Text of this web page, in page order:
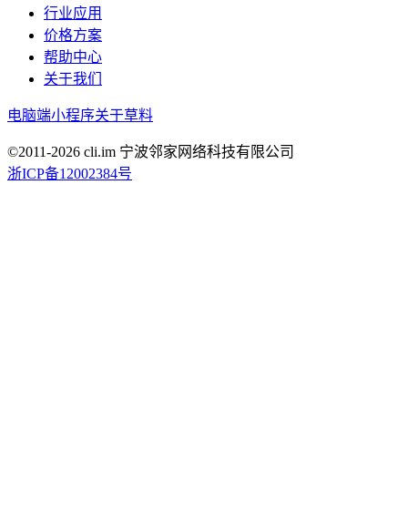
行业应用
价格方案
帮助中心
关于我们
电脑端小程序关于草料
©2011-2026 cli.im 宁波邻家网络科技有限公司
浙ICP备12002384号